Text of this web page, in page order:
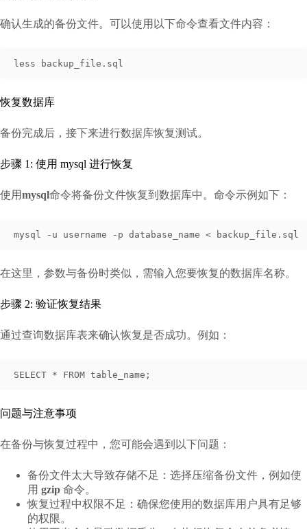
确认生成的备份文件。可以使用以下命令查看文件内容：
less backup_file.sql
恢复数据库
备份完成后，接下来进行数据库恢复测试。
步骤 1: 使用 mysql 进行恢复
使用mysql命令将备份文件恢复到数据库中。命令示例如下：
mysql -u username -p database_name < backup_file.sql
在这里，参数与备份时类似，需输入您要恢复的数据库名称。
步骤 2: 验证恢复结果
通过查询数据库表来确认恢复是否成功。例如：
SELECT * FROM table_name;
问题与注意事项
在备份与恢复过程中，您可能会遇到以下问题：
备份文件太大导致存储不足：选择压缩备份文件，例如使
用 gzip 命令。
恢复过程中权限不足：确保您使用的数据库用户具有足够
的权限。